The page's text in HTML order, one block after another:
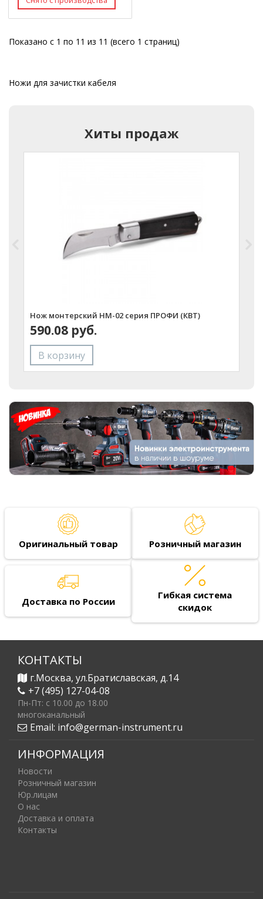
Показано с 1 по 11 из 11 (всего 1 страниц)
Ножи для зачистки кабеля
Хиты продаж
Нож монтерский НМ-02 серия ПРОФИ (КВТ)
590.08 руб.
Оригинальный товар Розничный магазин
Доставка по России
Гибкая система
скидок
КОНТАКТЫ
г.Москва, ул.Братиславская, д.14
+7 (495) 127-04-08
Пн-Пт: c 10.00 до 18.00
многоканальный
Email: info@german-instrument.ru
ИНФОРМАЦИЯ
Новости
Розничный магазин
Юр.лицам
О нас
Доставка и оплата
Контакты